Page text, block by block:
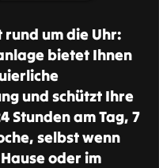
um die Uhr:
bietet Ihnen
und schützt Ihre
Stunden am Tag, 7
selbst wenn
oder im